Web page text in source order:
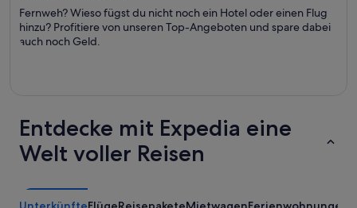
Fernweh? Wieso fügst du nicht noch ein Hotel oder einen Flug
hinzu? Profitiere von unseren Top-Angeboten und spare dabei
auch noch Geld.
Entdecke mit Expedia eine
Welt voller Reisen